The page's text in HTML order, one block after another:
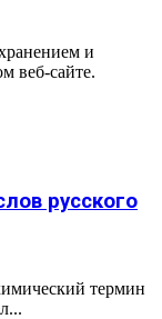
и
веб-сайте.
русского
термин